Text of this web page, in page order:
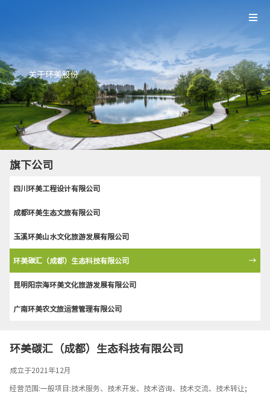
关于环美股份
旗下公司
四川环美工程设计有限公司
成都环美生态文旅有限公司
玉溪环美山水文化旅游发展有限公司
环美碳汇（成都）生态科技有限公司
昆明阳宗海环美文化旅游发展有限公司
广南环美农文旅运营管理有限公司
环美碳汇（成都）生态科技有限公司
成立于2021年12月
经营范围:一般项目:技术服务、技术开发、技术咨询、技术交流、技术转让;